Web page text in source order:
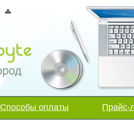
Способы оплаты Прайс-